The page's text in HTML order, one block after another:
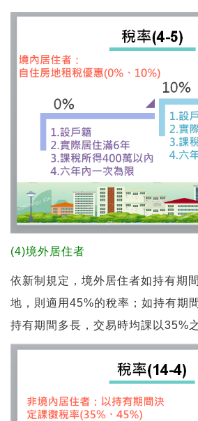
(4)境外居住者
依新制規定，境外居住者如持有期
地，則適用45%的稅率；如持有期
持有期間多長，交易時均課以35%